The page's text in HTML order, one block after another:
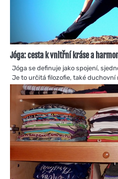
Jóga: cesta k vnitřní kráse a
Jóga se definuje jako spojení,
Je to určitá filozofie, také duchovní